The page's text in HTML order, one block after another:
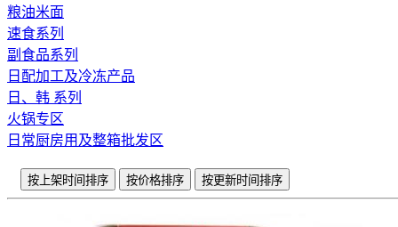
粮油米面
速食系列
副食品系列
日配加工及冷冻产品
日、韩 系列
火锅专区
日常厨房用及整箱批发区
按上架时间排序 按价格排序 按更新时间排序